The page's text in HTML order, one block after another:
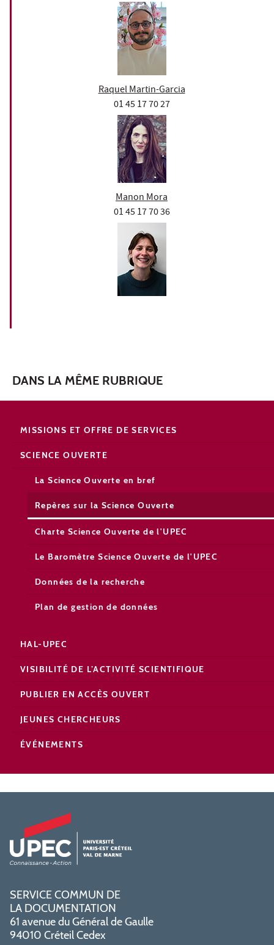
Raquel Martin-Garcia
01 45 17 70 27
Manon Mora
01 45 17 70 36
DANS LA MÊME RUBRIQUE
MISSIONS ET OFFRE DE SERVICES
SCIENCE OUVERTE
La Science Ouverte en bref
Repères sur la Science Ouverte
Charte Science Ouverte de l'UPEC
Le Baromètre Science Ouverte de l'UPEC
Données de la recherche
Plan de gestion de données
HAL-UPEC
VISIBILITÉ DE L’ACTIVITÉ SCIENTIFIQUE
PUBLIER EN ACCÈS OUVERT
JEUNES CHERCHEURS
ÉVÉNEMENTS
SERVICE COMMUN DE
LA DOCUMENTATION
61 avenue du Général de Gaulle
94010 Créteil Cedex